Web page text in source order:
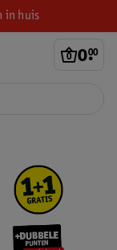
in huis
0.
00